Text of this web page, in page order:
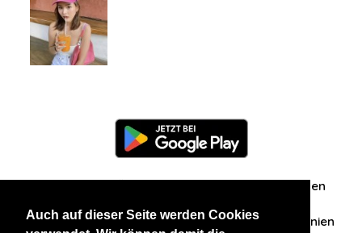
Auch auf dieser Seite werden Cookies
Zuschriften/Erfahrungen
Datenschutzerklärung AGB Datenschutzrichtlinien